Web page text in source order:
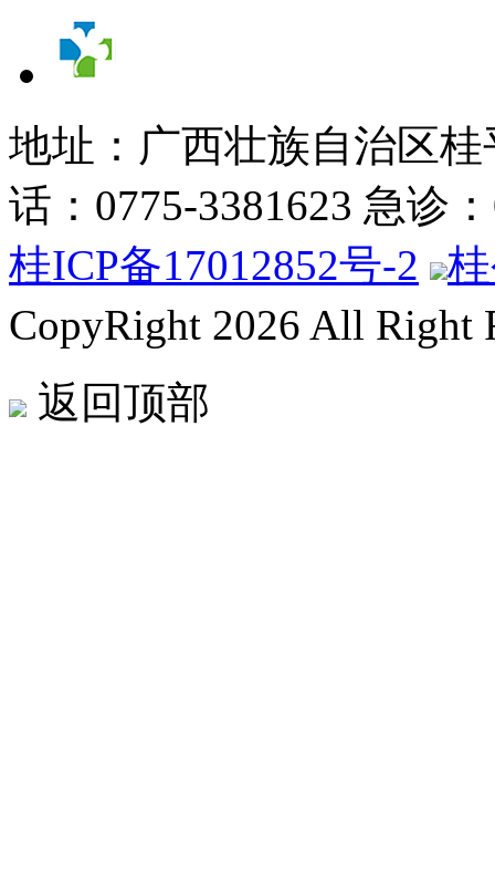
地址：广西壮族自治区
话：0775-3381623 急诊
桂ICP备17012852号-2
CopyRight 2026 All Right
返回顶部